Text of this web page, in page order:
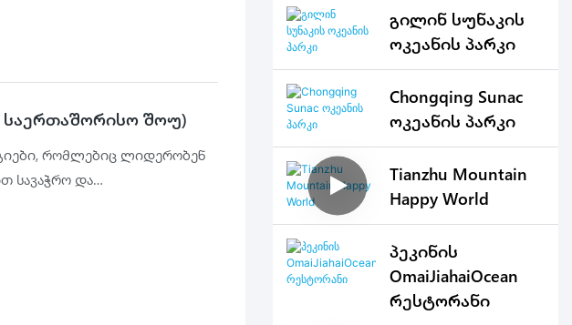
საერთაშორისო შოუ)
რომლებიც ლიდერობენ
სავაჭრო და
საწარმოებისთვის.
გილინ სუნაკის
ოკეანის პარკი
Chongqing Sunac
ოკეანის პარკი
Tianzhu Mountain
Happy World
პეკინის
OmaiJiahaiOcean
რესტორანი